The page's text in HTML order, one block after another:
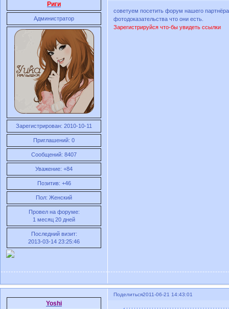
Риги
Администратор
Зарегистрирован: 2010-10-11
Приглашений: 0
Сообщений: 8407
Уважение: +84
Позитив: +46
Пол: Женский
Провел на форуме:
1 месяц 20 дней
Последний визит:
2013-03-14 23:25:46
советуем посетить форум нашего
фотодоказательства что они есть.
Зарегистрируйся что-бы увидеть ссылки
Поделиться2011-06-21 14:43:01
Yoshi